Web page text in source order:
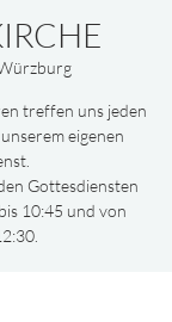
treffen uns jeden
eigenen
Gottesdiensten
10:45 und von